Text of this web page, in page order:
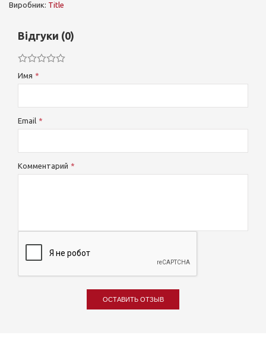
Виробник: Title
Відгуки (0)
Имя
Email
Комментарий
ОСТАВИТЬ ОТЗЫВ